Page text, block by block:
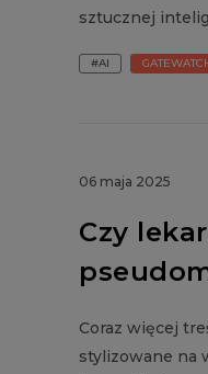
sztucznej
#AI
06 maja 2025
Czy
Coraz więcej
stylizowane na